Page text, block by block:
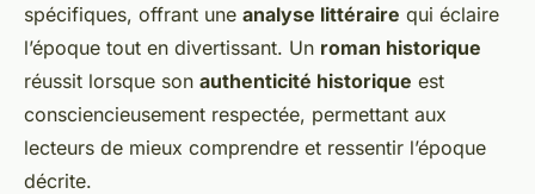
spécifiques, offrant une analyse littéraire qui éclaire
l’époque tout en divertissant. Un roman historique
réussit lorsque son authenticité historique est
consciencieusement respectée, permettant aux
lecteurs de mieux comprendre et ressentir l’époque
décrite.